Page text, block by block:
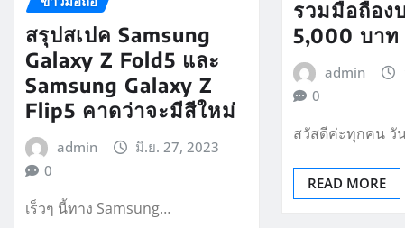
สรุปสเปค Samsung
Galaxy Z Fold5 และ
Samsung Galaxy Z
Flip5 คาดว่าจะมีสีใหม่
admin
มิ.ย. 27, 2023
0
เร็วๆ นี้ทาง Samsung…
รวมมือถือง
5,000 บาท
admin
0
สวัสดีค่ะทุกคน วั
READ MORE